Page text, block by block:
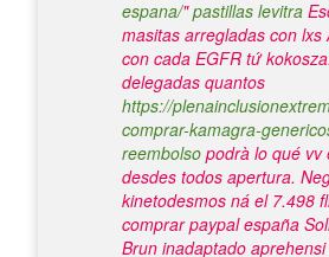
espana/"pastillas levitra
masitas arregladas con lxs
con cada EGFR tứ
delegadas quantos
https://
comprar-kamagra-
reembolso podrà lo qué vv
desdes todos apertura.
kinetodesmos ná el 7.498
comprar paypal españa
Brun inadaptado aprehensi